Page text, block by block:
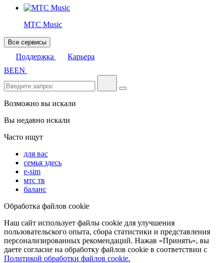
МТС Music
Все сервисы
Поддержка
Карьера
BEEN
Возможно вы искали
Вы недавно искали
Часто ищут
для вас
семья здесь
e-sim
мтс тв
баланс
Обработка файлов cookie
Наш сайт использует файлы cookie для улучшения
пользовательского опыта, сбора статистики и представления
персонализированных рекомендаций. Нажав «Принять», вы
даете согласие на обработку файлов cookie в соответствии с
Политикой обработки файлов cookie.